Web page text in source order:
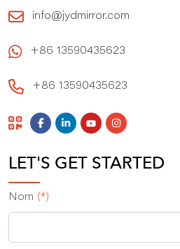
info@jydmirror.com
+86 13590435623
+86 13590435623
LET'S GET STARTED
Nom (*)